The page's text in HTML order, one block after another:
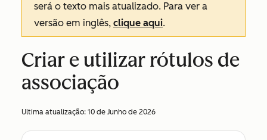
será o texto mais atualizado. Para ver a
versão em inglês, clique aqui.
Criar e utilizar rótulos de
associação
Ultima atualização: 10 de Junho de 2026